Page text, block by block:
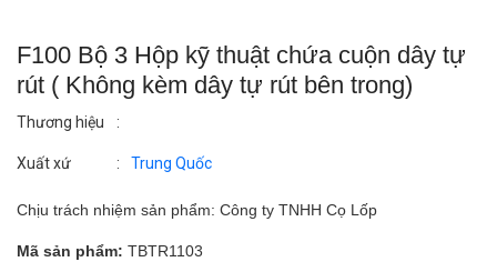
F100 Bộ 3 Hộp kỹ thuật chứa cuộn dây tự
rút ( Không kèm dây tự rút bên trong)
Thương hiệu :
Xuất xứ : Trung Quốc
Chịu trách nhiệm sản phẩm: Công ty TNHH Cọ Lốp
Mã sản phẩm: TBTR1103